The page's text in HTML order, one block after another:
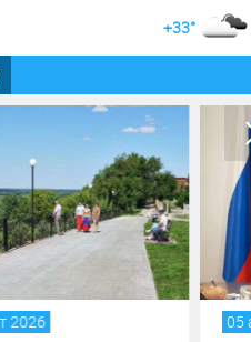
+33°
05 август 2026